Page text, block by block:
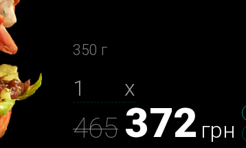
350 г
х
465 372 грн